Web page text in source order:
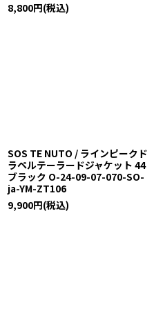
8,800円(税込)
SOS TE NUTO / ラインピークド
ラペルテーラードジャケット 44
ブラック O-24-09-07-070-SO-
ja-YM-ZT106
9,900円(税込)